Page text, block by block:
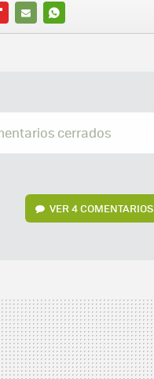
E-
WHATSAPP
cerrados
VER4 COMENTARIOS